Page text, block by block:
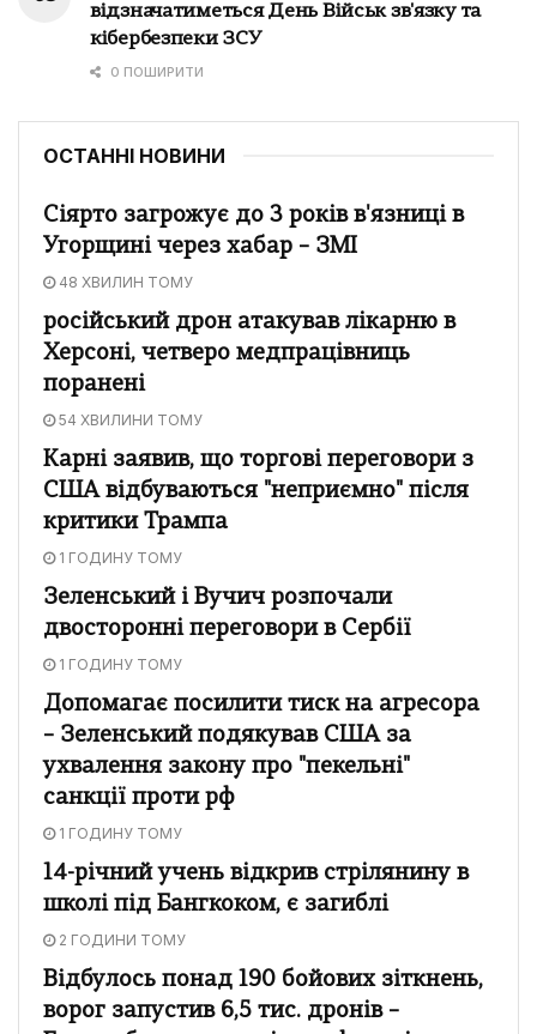
відзначатиметься День Військ зв'язку та
кібербезпеки ЗСУ
0 ПОШИРИТИ
ОСТАННІ НОВИНИ
Сіярто загрожує до 3 років в'язниці в
Угорщині через хабар – ЗМІ
48 ХВИЛИН ТОМУ
російський дрон атакував лікарню в
Херсоні, четверо медпрацівниць
поранені
54 ХВИЛИНИ ТОМУ
Карні заявив, що торгові переговори з
США відбуваються "неприємно" після
критики Трампа
1 ГОДИНУ ТОМУ
Зеленський і Вучич розпочали
двосторонні переговори в Сербії
1 ГОДИНУ ТОМУ
Допомагає посилити тиск на агресора
– Зеленський подякував США за
ухвалення закону про "пекельні"
санкції проти рф
1 ГОДИНУ ТОМУ
14-річний учень відкрив стрілянину в
школі під Бангкоком, є загиблі
2 ГОДИНИ ТОМУ
Відбулось понад 190 бойових зіткнень,
ворог запустив 6,5 тис. дронів –